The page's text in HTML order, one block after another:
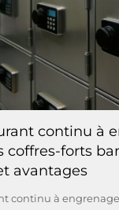
continu à
coffres-forts
avantages
continu à